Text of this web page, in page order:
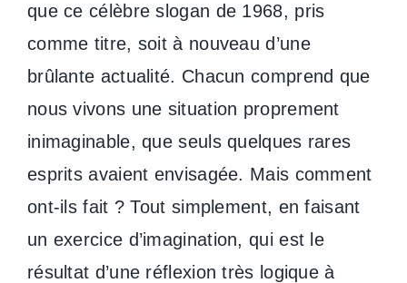
que ce célèbre slogan de 1968, pris
comme titre, soit à nouveau d’une
brûlante actualité. Chacun comprend que
nous vivons une situation proprement
inimaginable, que seuls quelques rares
esprits avaient envisagée. Mais comment
ont-ils fait ? Tout simplement, en faisant
un exercice d’imagination, qui est le
résultat d’une réflexion très logique à